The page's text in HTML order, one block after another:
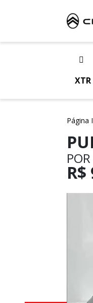
XTR
Página
R$